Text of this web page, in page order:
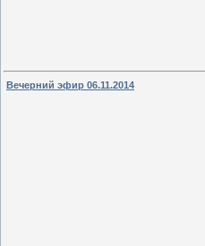
Вечерний эфир 06.11.2014